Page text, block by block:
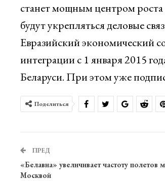
станет мощным центром роста
будут укрепляться деловые
Евразийский экономический
интеграции с 1 января 2015
Беларуси. При этом уже
Поделиться
ПРЕД
«Белавиа» увеличивает частоту
Москвой